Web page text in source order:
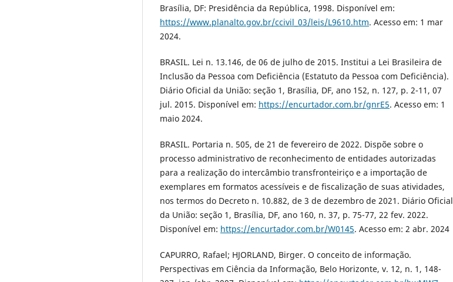
Brasília, DF: Presidência da República, 1998. Disponível em:
https://www.planalto.gov.br/ccivil_03/leis/L9610.htm. Acesso em: 1 mar
2024.
BRASIL. Lei n. 13.146, de 06 de julho de 2015. Institui a Lei Brasileira de
Inclusão da Pessoa com Deficiência (Estatuto da Pessoa com Deficiência).
Diário Oficial da União: seção 1, Brasília, DF, ano 152, n. 127, p. 2-11, 07
jul. 2015. Disponível em: https://encurtador.com.br/gnrE5. Acesso em: 1
maio 2024.
BRASIL. Portaria n. 505, de 21 de fevereiro de 2022. Dispõe sobre o
processo administrativo de reconhecimento de entidades autorizadas
para a realização do intercâmbio transfronteiriço e a importação de
exemplares em formatos acessíveis e de fiscalização de suas atividades,
nos termos do Decreto n. 10.882, de 3 de dezembro de 2021. Diário Oficial
da União: seção 1, Brasília, DF, ano 160, n. 37, p. 75-77, 22 fev. 2022.
Disponível em: https://encurtador.com.br/W0145. Acesso em: 2 abr. 2024
CAPURRO, Rafael; HJORLAND, Birger. O conceito de informação.
Perspectivas em Ciência da Informação, Belo Horizonte, v. 12, n. 1, 148-